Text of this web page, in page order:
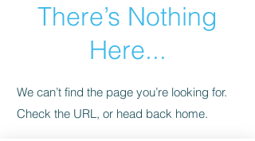
There’s Nothing
Here...
We can’t find the page you’re looking for.
Check the URL, or head back home.